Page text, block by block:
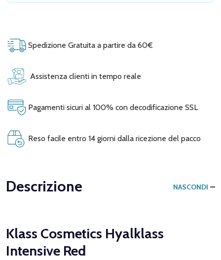
Spedizione Gratuita a partire da 60€
Assistenza clienti in tempo reale
Pagamenti sicuri al 100% con decodificazione SSL
Reso facile entro 14 giorni dalla ricezione del pacco
Descrizione NASCONDI
Klass Cosmetics Hyalklass
Intensive Red